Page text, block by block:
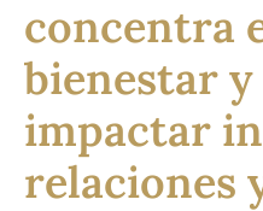
concentra
bienestar y
impactar
relaciones